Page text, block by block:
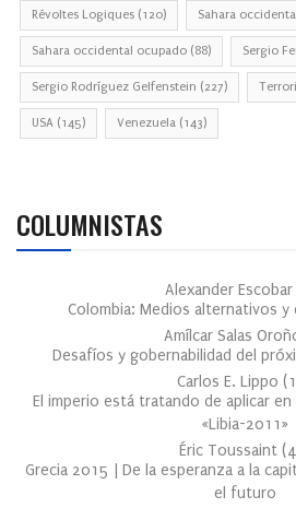
Révoltes Logiques (120) Sahara
Sahara occidental ocupado (88) Sergio
Sergio Rodríguez Gelfenstein (227)
USA (145) Venezuela (143)
COLUMNISTAS
Alexander Escobar
Colombia: Medios alternativos y
Amílcar Salas
Desafíos y gobernabilidad del
Carlos E. Lippo (
El imperio está tratando de aplicar
«Libia-2011»
Éric Toussaint (
Grecia 2015 | De la esperanza a la
el futuro